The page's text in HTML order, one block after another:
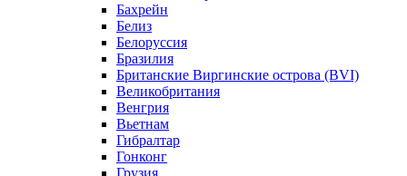
Бахрейн
Белиз
Белоруссия
Бразилия
Британские Виргинские острова (BVI)
Великобритания
Венгрия
Вьетнам
Гибралтар
Гонконг
Грузия